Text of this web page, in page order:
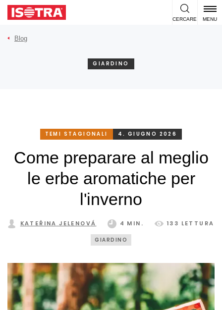
Vai al contenuto
CERCARE MENU
Blog
GIARDINO
TEMI STAGIONALI 4. GIUGNO 2026
Come preparare al meglio
le erbe aromatiche per
l'inverno
KATEŘINA JELENOVÁ 4 MIN. 133 LETTURA
GIARDINO